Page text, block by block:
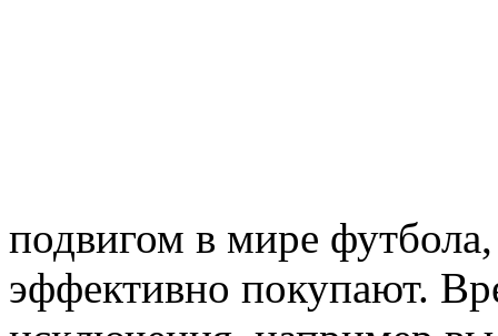
подвигом в мире
эффективно покупают.